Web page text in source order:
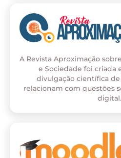
A Revista Aproximação
e Sociedade foi criada
divulgação científica de
relacionam com questões
digital.